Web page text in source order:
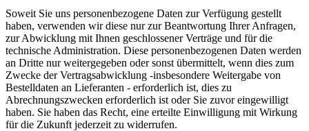
Soweit Sie uns personenbezogene Daten zur Verfügung gestellt
haben, verwenden wir diese nur zur Beantwortung Ihrer Anfragen,
zur Abwicklung mit Ihnen geschlossener Verträge und für die
technische Administration. Diese personenbezogenen Daten werden
an Dritte nur weitergegeben oder sonst übermittelt, wenn dies zum
Zwecke der Vertragsabwicklung -insbesondere Weitergabe von
Bestelldaten an Lieferanten - erforderlich ist, dies zu
Abrechnungszwecken erforderlich ist oder Sie zuvor eingewilligt
haben. Sie haben das Recht, eine erteilte Einwilligung mit Wirkung
für die Zukunft jederzeit zu widerrufen.